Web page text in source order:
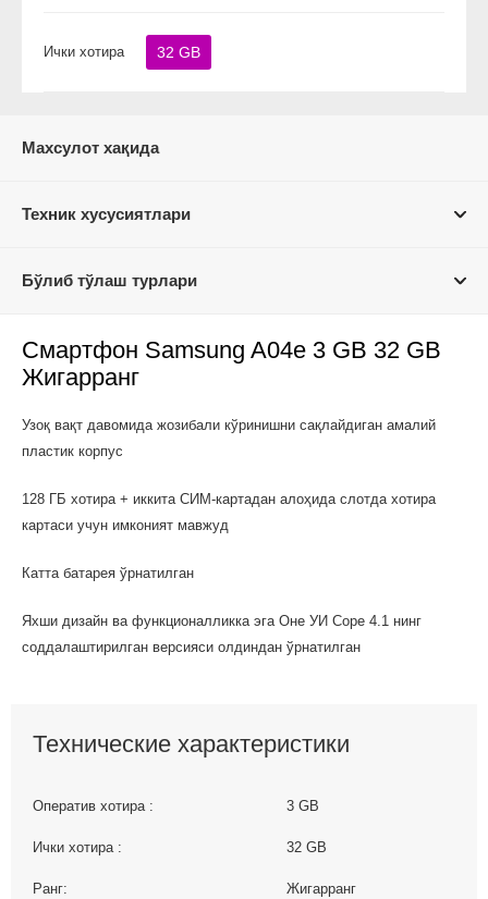
Ички хотира 32 GB
Махсулот хақида
Техник хусусиятлари
Бўлиб тўлаш турлари
Смартфон Samsung A04e 3 GB 32 GB
Жигарранг
Узоқ вақт давомида жозибали кўринишни сақлайдиган амалий
пластик корпус
128 ГБ хотира + иккита СИМ-картадан алоҳида слотда хотира
картаси учун имконият мавжуд
Катта батарея ўрнатилган
Яхши дизайн ва функционалликка эга Оне УИ Cоре 4.1 нинг
соддалаштирилган версияси олдиндан ўрнатилган
Технические характеристики
Оператив хотира : 3 GB
Ички хотира : 32 GB
Ранг: Жигарранг